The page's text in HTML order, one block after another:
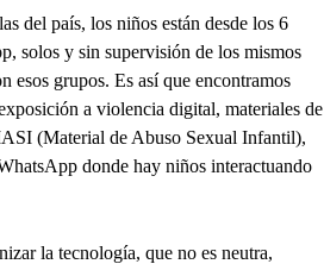
del país, los niños están desde los 6
solos y sin supervisión de los mismos
esos grupos. Es así que encontramos
a violencia digital, materiales de
(Material de Abuso Sexual Infantil),
donde hay niños interactuando
la tecnología, que no es neutra,